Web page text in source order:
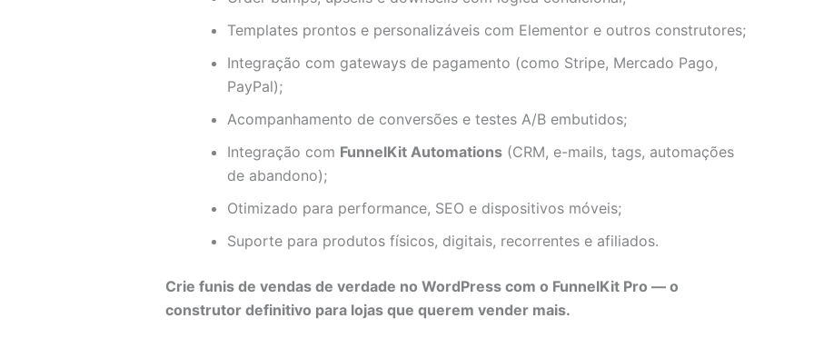
Templates prontos e personalizáveis com Elementor e outros construtores;
Integração com gateways de pagamento (como Stripe, Mercado Pago,
PayPal);
Acompanhamento de conversões e testes A/B embutidos;
Integração com FunnelKit Automations (CRM, e-mails, tags, automações
de abandono);
Otimizado para performance, SEO e dispositivos móveis;
Suporte para produtos físicos, digitais, recorrentes e afiliados.
Crie funis de vendas de verdade no WordPress com o FunnelKit Pro — o
construtor definitivo para lojas que querem vender mais.